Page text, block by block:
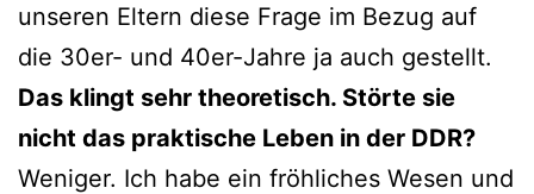
unseren Eltern diese Frage im Bezug auf
die 30er- und 40er-Jahre ja auch gestellt.
Das klingt sehr theoretisch. Störte sie
nicht das praktische Leben in der DDR?
Weniger. Ich habe ein fröhliches Wesen und